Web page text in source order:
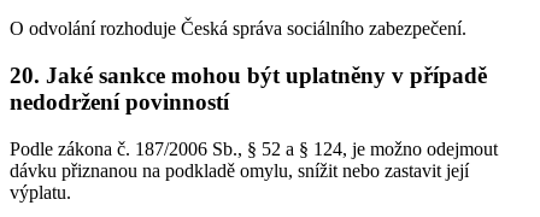
O odvolání rozhoduje Česká správa sociálního zabezpečení.
20. Jaké sankce mohou být uplatněny v případě
nedodržení povinností
Podle zákona č. 187/2006 Sb., § 52 a § 124, je možno odejmout
dávku přiznanou na podkladě omylu, snížit nebo zastavit její
výplatu.